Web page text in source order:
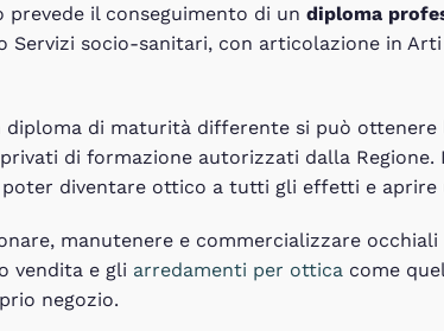
il conseguimento di un diploma
socio-sanitari, con articolazione in
diploma di maturità differente si può
di formazione autorizzati dalla Regione.
diventare ottico a tutti gli effetti e
manutenere e commercializzare
vendita e gli arredamenti per ottica come
negozio.